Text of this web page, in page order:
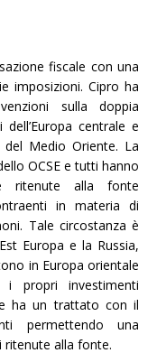
fiscale con una
imposizioni. Cipro ha
sulla doppia
centrale e
Medio Oriente. La
OCSE e tutti hanno
ritenute alla fonte
in materia di
Tale circostanza è
Europa e la Russia,
in Europa orientale
propri investimenti
ha un trattato con il
permettendo una
ritenute alla fonte.